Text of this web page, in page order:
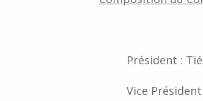
Président :
Vice Président :